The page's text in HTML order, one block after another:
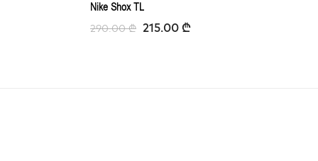
Nike Shox TL
290.00₾ 215.00 ₾